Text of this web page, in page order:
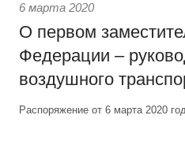
6 марта 2020
О первом
Федерации –
воздушного
Распоряжение от 6 марта 2020